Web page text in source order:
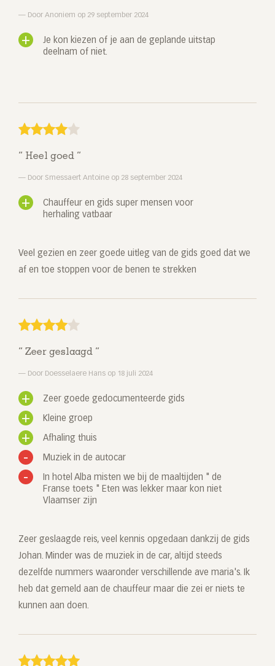
Door Anoniem op 29 september 2024
Je kon kiezen of je aan de geplande uitstap
deelnam of niet.
Heel goed
Door Smessaert Antoine op 28 september 2024
Chauffeur en gids super mensen voor
herhaling vatbaar
Veel gezien en zeer goede uitleg van de gids goed dat we
af en toe stoppen voor de benen te strekken
Zeer geslaagd
Door Doesselaere Hans op 18 juli 2024
Zeer goede gedocumenteerde gids
Kleine groep
Afhaling thuis
Muziek in de autocar
In hotel Alba misten we bij de maaltijden " de
Franse toets " Eten was lekker maar kon niet
Vlaamser zijn
Zeer geslaagde reis, veel kennis opgedaan dankzij de gids
Johan. Minder was de muziek in de car, altijd steeds
dezelfde nummers waaronder verschillende ave maria's. Ik
heb dat gemeld aan de chauffeur maar die zei er niets te
kunnen aan doen.